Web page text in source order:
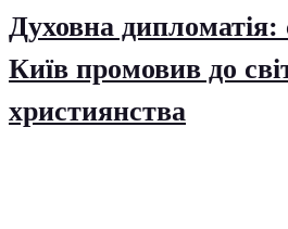
Духовна дипломатія:
Київ промовив до
християнства